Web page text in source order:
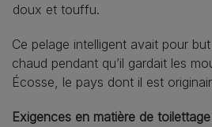
doux et touffu.
Ce pelage intelligent avait pour
chaud pendant qu’il gardait les
Écosse, le pays dont il est
Exigences en matière de